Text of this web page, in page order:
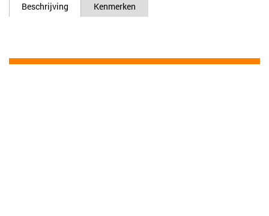
Beschrijving Kenmerken